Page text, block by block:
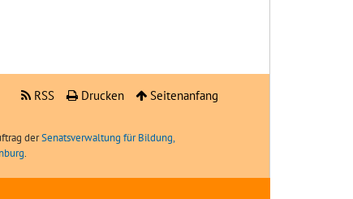
RSS Drucken Seitenanfang
derSenatsverwaltung für Bildung,
.